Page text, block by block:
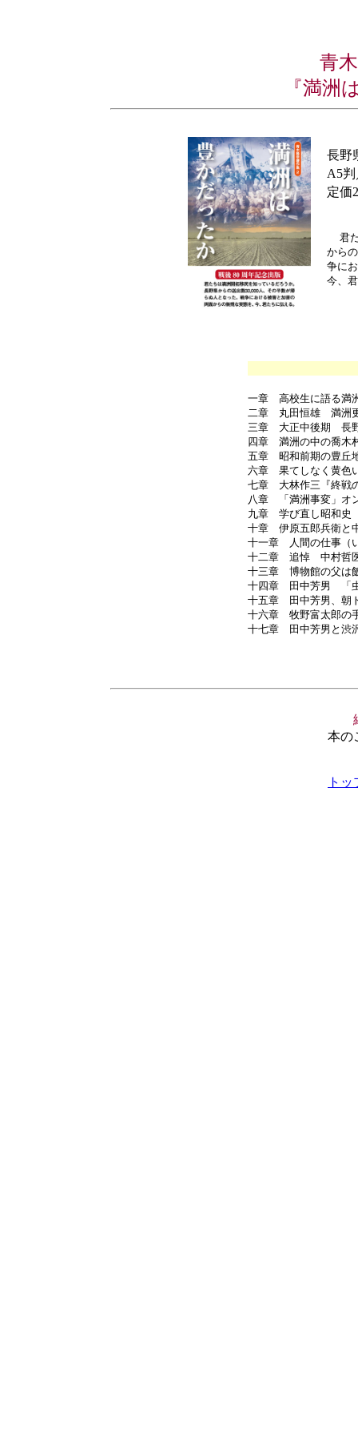
青
『満洲
長野
A5判
定価
君た
から
争に
今、
一章 高校生に語る
二章 丸田恒雄 満洲
三章 大正中後期 長
四章 満洲の中の喬木
五章 昭和前期の豊丘
六章 果てしなく黄色
七章 大林作三『終戦
八章 「満洲事変」オ
九章 学び直し昭和史
十章 伊原五郎兵衛と
十一章 人間の仕事（
十二章 追悼 中村哲
十三章 博物館の父は
十四章 田中芳男 「
十五章 田中芳男、朝
十六章 牧野富太郎の
十七章 田中芳男と渋
本の
ト